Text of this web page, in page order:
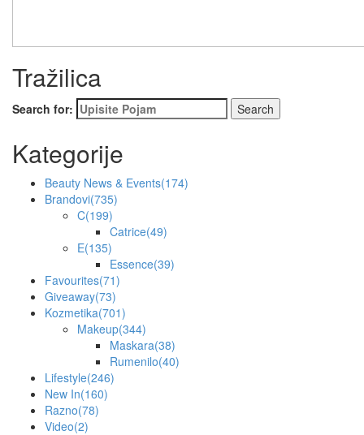
Tražilica
Search for:
Kategorije
Beauty News & Events(174)
Brandovi(735)
C(199)
Catrice(49)
E(135)
Essence(39)
Favourites(71)
Giveaway(73)
Kozmetika(701)
Makeup(344)
Maskara(38)
Rumenilo(40)
Lifestyle(246)
New In(160)
Razno(78)
Video(2)